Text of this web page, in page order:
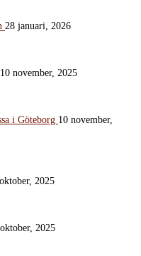
28 januari, 2026
10 november, 2025
i Göteborg 10 november,
2025
2025